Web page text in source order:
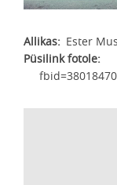
Allikas
Ester
Püsilink fotole